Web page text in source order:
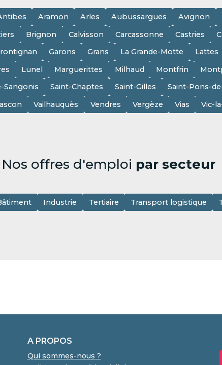
Aramon Arles Aubussargues Avignon
Brignon Calvisson Carcassonne Castries
Garons Grans La Grande-Motte Lattes
Lunel Marguerittes Milhaud Montfrin
Sangonis Saint-Chaptes Saint-Gilles Saint-Pons-
Vailhauquès Vendres Vergèze Vias Vic-
Nos offres d'emploi par secteur
Industrie Tertiaire Transport logistique
A PROPOS
Qui sommes-nous ?